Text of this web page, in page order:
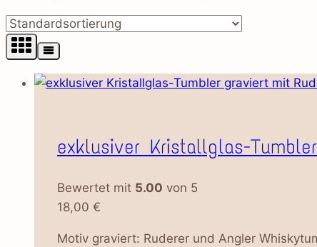
exklusiver Kristallglas-
Bewertet mit 5.00 von 5
18,00 €
Motiv graviert: Ruderer und Angler